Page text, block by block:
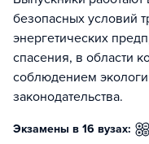
безопасных условий
энергетических
спасения, в области
соблюдением
законодательства.
Экзамены в 16 вузах: